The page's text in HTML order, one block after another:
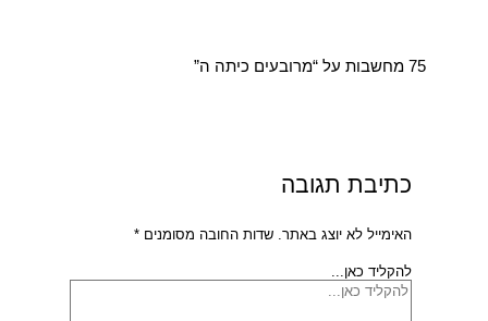
75 מחשבות על “מרובעים כיתה ה”
כתיבת תגובה
האימייל לא יוצג באתר. שדות החובה מסומנים*
להקליד כאן...